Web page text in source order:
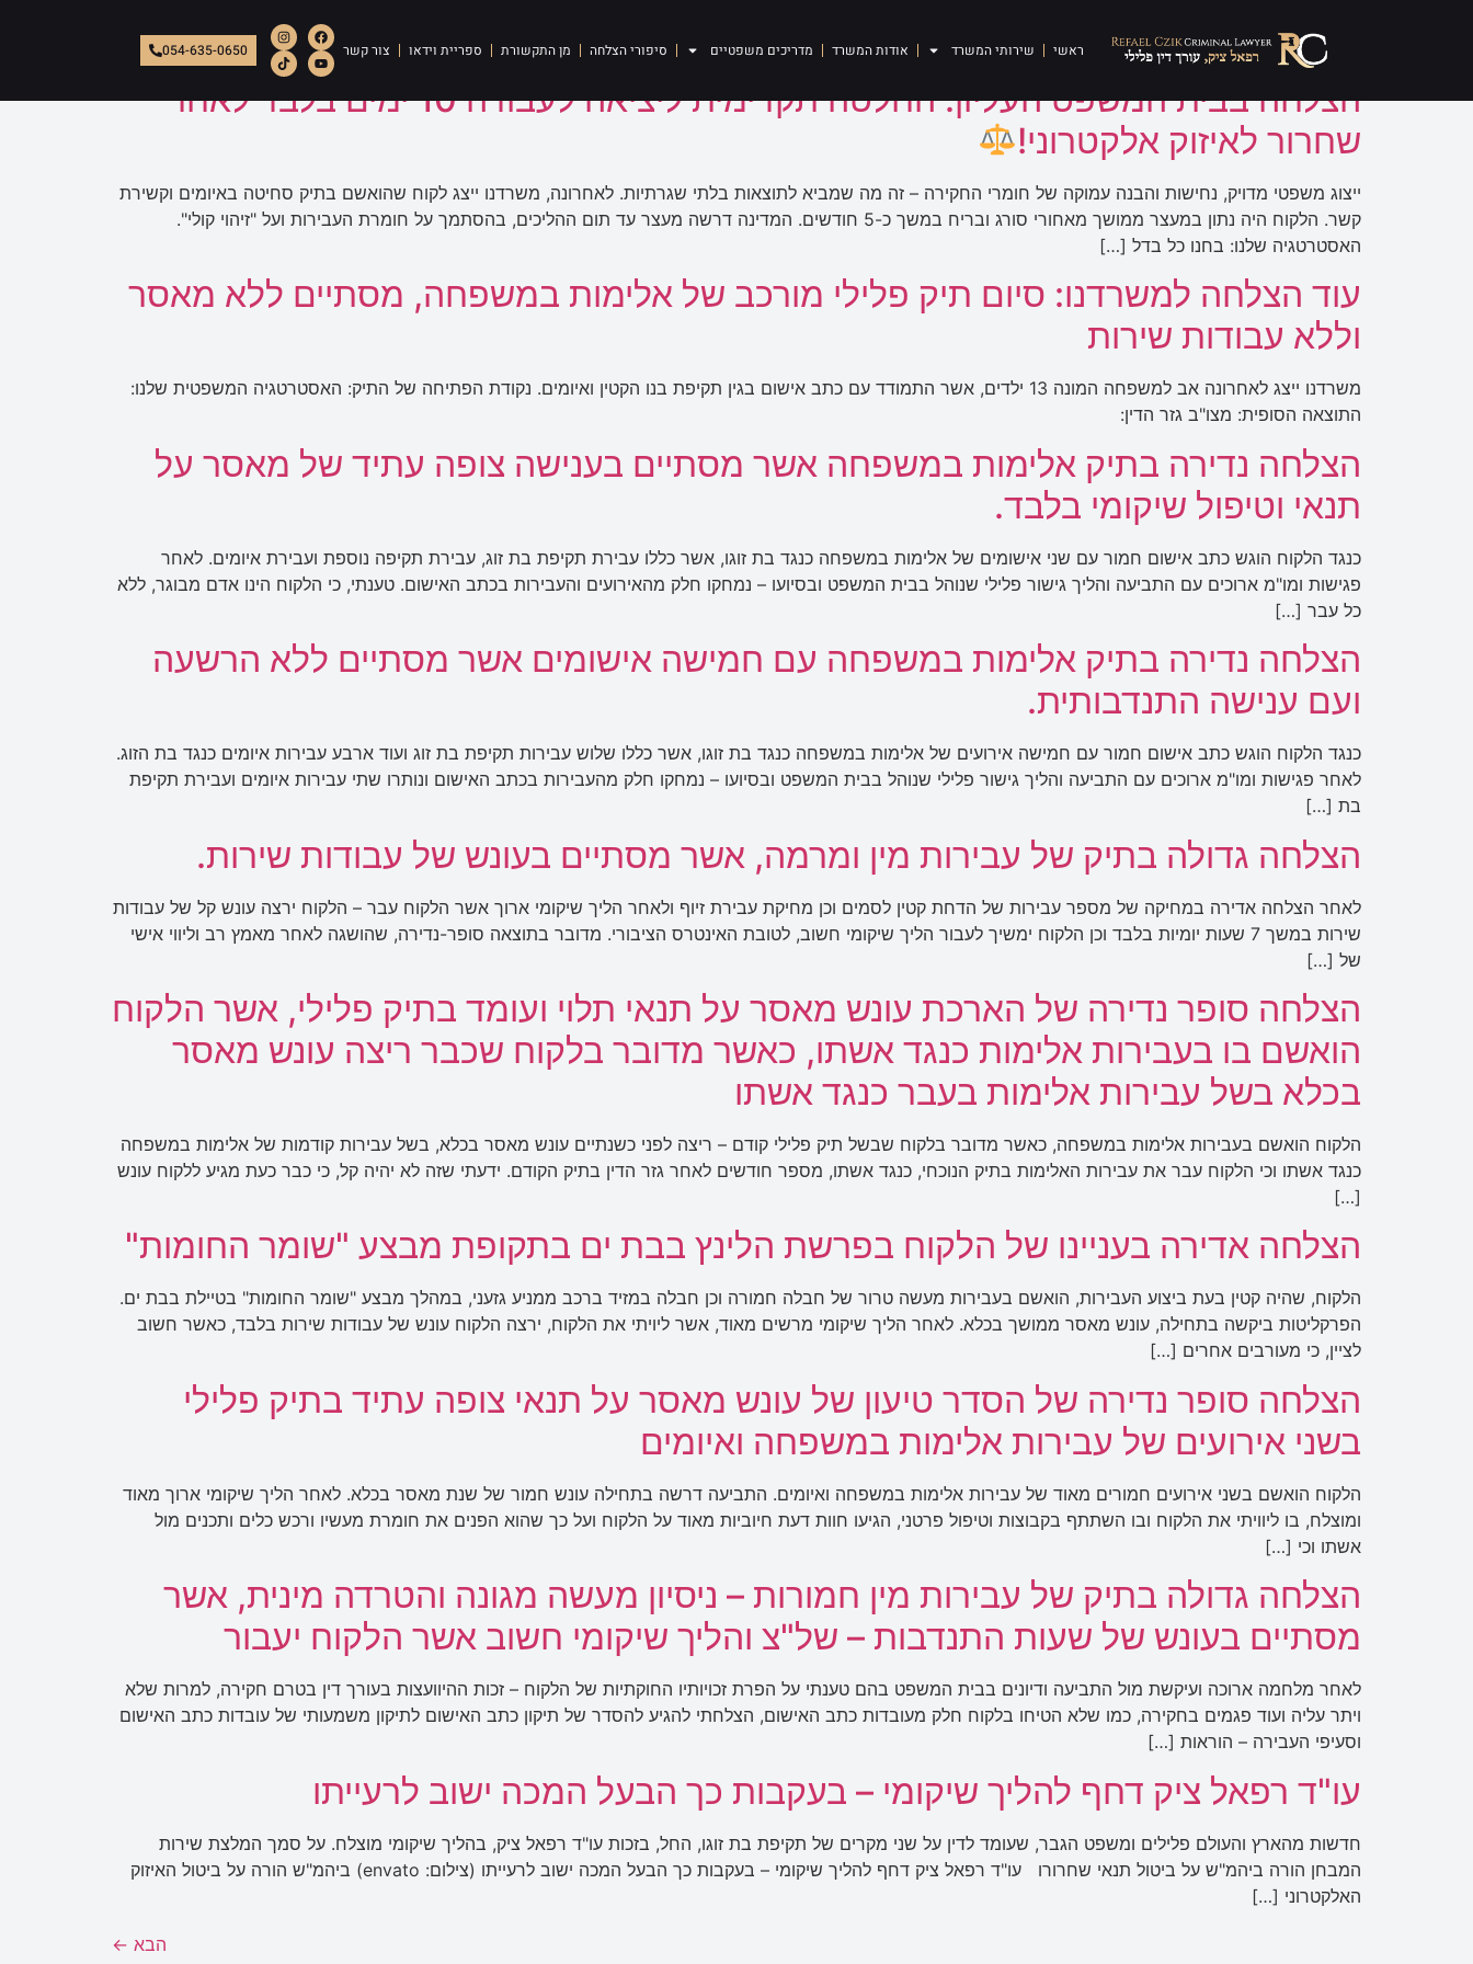
ראשי שירותי המשרד אודות המשרד מדריכים משפטיים סיפורי הצלחה מן התקשורת ספריית וידאו צור קשר 054-635-0650 תגית:הליך שיקומי
הצלחה בבית המשפט העליון: החלטה תקדימית ליציאה לעבודה 10 ימים בלבד לאחר
שחרור לאיזוק אלקטרוני!
ייצוג משפטי מדויק, נחישות והבנה עמוקה של חומרי החקירה – זה מה שמביא לתוצאות בלתי שגרתיות. לאחרונה, משרדנו ייצג לקוח שהואשם בתיק סחיטה באיומים וקשירת
קשר. הלקוח היה נתון במעצר ממושך מאחורי סורג ובריח במשך כ-5 חודשים. המדינה דרשה מעצר עד תום ההליכים, בהסתמך על חומרת העבירות ועל "זיהוי קולי".
האסטרטגיה שלנו: בחנו כל בדל […]
עוד הצלחה למשרדנו: סיום תיק פלילי מורכב של אלימות במשפחה, מסתיים ללא מאסר
וללא עבודות שירות
משרדנו ייצג לאחרונה אב למשפחה המונה 13 ילדים, אשר התמודד עם כתב אישום בגין תקיפת בנו הקטין ואיומים. נקודת הפתיחה של התיק: האסטרטגיה המשפטית שלנו:
התוצאה הסופית: מצו"ב גזר הדין:
הצלחה נדירה בתיק אלימות במשפחה אשר מסתיים בענישה צופה עתיד של מאסר על
תנאי וטיפול שיקומי בלבד.
כנגד הלקוח הוגש כתב אישום חמור עם שני אישומים של אלימות במשפחה כנגד בת זוגו, אשר כללו עבירת תקיפת בת זוג, עבירת תקיפה נוספת ועבירת איומים. לאחר
פגישות ומו"מ ארוכים עם התביעה והליך גישור פלילי שנוהל בבית המשפט ובסיועו – נמחקו חלק מהאירועים והעבירות בכתב האישום. טענתי, כי הלקוח הינו אדם מבוגר, ללא
כל עבר […]
הצלחה נדירה בתיק אלימות במשפחה עם חמישה אישומים אשר מסתיים ללא הרשעה
ועם ענישה התנדבותית.
כנגד הלקוח הוגש כתב אישום חמור עם חמישה אירועים של אלימות במשפחה כנגד בת זוגו, אשר כללו שלוש עבירות תקיפת בת זוג ועוד ארבע עבירות איומים כנגד בת הזוג.
לאחר פגישות ומו"מ ארוכים עם התביעה והליך גישור פלילי שנוהל בבית המשפט ובסיועו – נמחקו חלק מהעבירות בכתב האישום ונותרו שתי עבירות איומים ועבירת תקיפת
בת […]
הצלחה גדולה בתיק של עבירות מין ומרמה, אשר מסתיים בעונש של עבודות שירות.
לאחר הצלחה אדירה במחיקה של מספר עבירות של הדחת קטין לסמים וכן מחיקת עבירת זיוף ולאחר הליך שיקומי ארוך אשר הלקוח עבר – הלקוח ירצה עונש קל של עבודות
שירות במשך 7 שעות יומיות בלבד וכן הלקוח ימשיך לעבור הליך שיקומי חשוב, לטובת האינטרס הציבורי. מדובר בתוצאה סופר-נדירה, שהושגה לאחר מאמץ רב וליווי אישי
של […]
הצלחה סופר נדירה של הארכת עונש מאסר על תנאי תלוי ועומד בתיק פלילי, אשר הלקוח
הואשם בו בעבירות אלימות כנגד אשתו, כאשר מדובר בלקוח שכבר ריצה עונש מאסר
בכלא בשל עבירות אלימות בעבר כנגד אשתו
הלקוח הואשם בעבירות אלימות במשפחה, כאשר מדובר בלקוח שבשל תיק פלילי קודם – ריצה לפני כשנתיים עונש מאסר בכלא, בשל עבירות קודמות של אלימות במשפחה
כנגד אשתו וכי הלקוח עבר את עבירות האלימות בתיק הנוכחי, כנגד אשתו, מספר חודשים לאחר גזר הדין בתיק הקודם. ידעתי שזה לא יהיה קל, כי כבר כעת מגיע ללקוח עונש
[…]
הצלחה אדירה בעניינו של הלקוח בפרשת הלינץ בבת ים בתקופת מבצע "שומר החומות"
הלקוח, שהיה קטין בעת ביצוע העבירות, הואשם בעבירות מעשה טרור של חבלה חמורה וכן חבלה במזיד ברכב ממניע גזעני, במהלך מבצע "שומר החומות" בטיילת בבת ים.
הפרקליטות ביקשה בתחילה, עונש מאסר ממושך בכלא. לאחר הליך שיקומי מרשים מאוד, אשר ליויתי את הלקוח, ירצה הלקוח עונש של עבודות שירות בלבד, כאשר חשוב
לציין, כי מעורבים אחרים […]
הצלחה סופר נדירה של הסדר טיעון של עונש מאסר על תנאי צופה עתיד בתיק פלילי
בשני אירועים של עבירות אלימות במשפחה ואיומים
הלקוח הואשם בשני אירועים חמורים מאוד של עבירות אלימות במשפחה ואיומים. התביעה דרשה בתחילה עונש חמור של שנת מאסר בכלא. לאחר הליך שיקומי ארוך מאוד
ומוצלח, בו ליוויתי את הלקוח ובו השתתף בקבוצות וטיפול פרטני, הגיעו חוות דעת חיוביות מאוד על הלקוח ועל כך שהוא הפנים את חומרת מעשיו ורכש כלים ותכנים מול
אשתו וכי […]
הצלחה גדולה בתיק של עבירות מין חמורות – ניסיון מעשה מגונה והטרדה מינית, אשר
מסתיים בעונש של שעות התנדבות – של"צ והליך שיקומי חשוב אשר הלקוח יעבור
לאחר מלחמה ארוכה ועיקשת מול התביעה ודיונים בבית המשפט בהם טענתי על הפרת זכויותיו החוקתיות של הלקוח – זכות ההיוועצות בעורך דין בטרם חקירה, למרות שלא
ויתר עליה ועוד פגמים בחקירה, כמו שלא הטיחו בלקוח חלק מעובדות כתב האישום, הצלחתי להגיע להסדר של תיקון כתב האישום לתיקון משמעותי של עובדות כתב האישום
וסעיפי העבירה – הוראות […]
עו"ד רפאל ציק דחף להליך שיקומי – בעקבות כך הבעל המכה ישוב לרעייתו
חדשות מהארץ והעולם פלילים ומשפט הגבר, שעומד לדין על שני מקרים של תקיפת בת זוגו, החל, בזכות עו"ד רפאל ציק, בהליך שיקומי מוצלח. על סמך המלצת שירות
המבחן הורה ביהמ"ש על ביטול תנאי שחרורו עו"ד רפאל ציק דחף להליך שיקומי – בעקבות כך הבעל המכה ישוב לרעייתו (צילום: envato) ביהמ"ש הורה על ביטול האיזוק
האלקטרוני […]
הבא ←